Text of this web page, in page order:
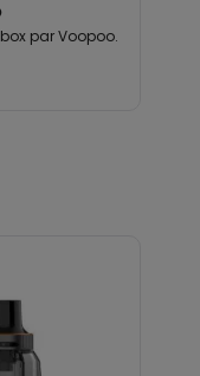
par Voopoo.